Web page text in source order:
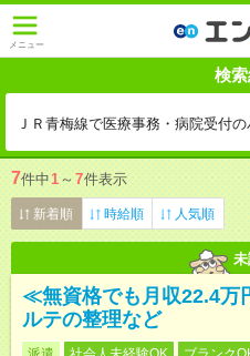
メニュー
検
ＪＲ青梅線で医療事務・病院受付
7件中1 ～ 7件表示
新着順 時給順 人気順
≪無資格でも月収22.4万
ルテの整理など